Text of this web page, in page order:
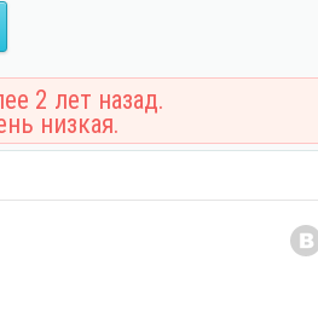
2 лет назад.
низкая.